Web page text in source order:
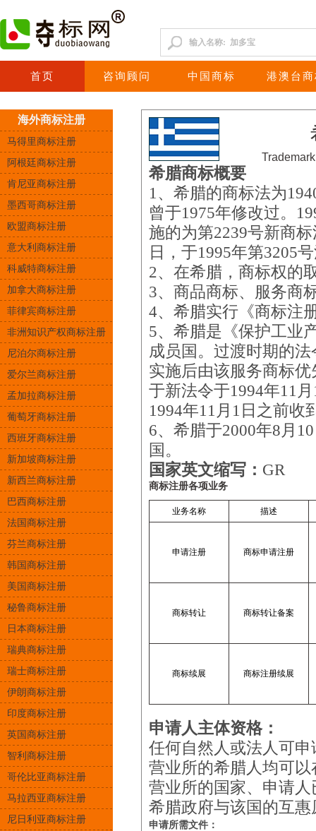
首页 咨询顾问 中国商标 港澳台
海外商标注册
马得里商标注册
阿根廷商标注册
肯尼亚商标注册
墨西哥商标注册
欧盟商标注册
意大利商标注册
科威特商标注册
加拿大商标注册
菲律宾商标注册
非洲知识产权商标注册
尼泊尔商标注册
爱尔兰商标注册
孟加拉商标注册
葡萄牙商标注册
西班牙商标注册
新加坡商标注册
新西兰商标注册
巴西商标注册
法国商标注册
芬兰商标注册
韩国商标注册
美国商标注册
秘鲁商标注册
日本商标注册
瑞典商标注册
瑞士商标注册
伊朗商标注册
印度商标注册
英国商标注册
智利商标注册
哥伦比亚商标注册
马拉西亚商标注册
尼日利亚商标注册
希腊商标概要
1、希腊的商标法为
曾于1975年修改过。
施的为第2239号新商
日，于1995年第3205
2、在希腊，商标权的
3、商品商标、服务商
4、希腊实行《商标注
5、希腊是《保护工业
成员国。过渡时期的
实施后由该服务商标
于新法令于1994年11
1994年11月1日之前收
6、希腊于2000年8月
国。
国家英文缩写： GR
商标注册各项业务
业务名称 描述
申请注册 商标申请注册
商标转让 商标转让备案
商标续展 商标注册续展
申请人主体资格：
任何自然人或法人可
营业所的希腊人均可
营业所的国家、申请
希腊政府与该国的互
申请所需文件：